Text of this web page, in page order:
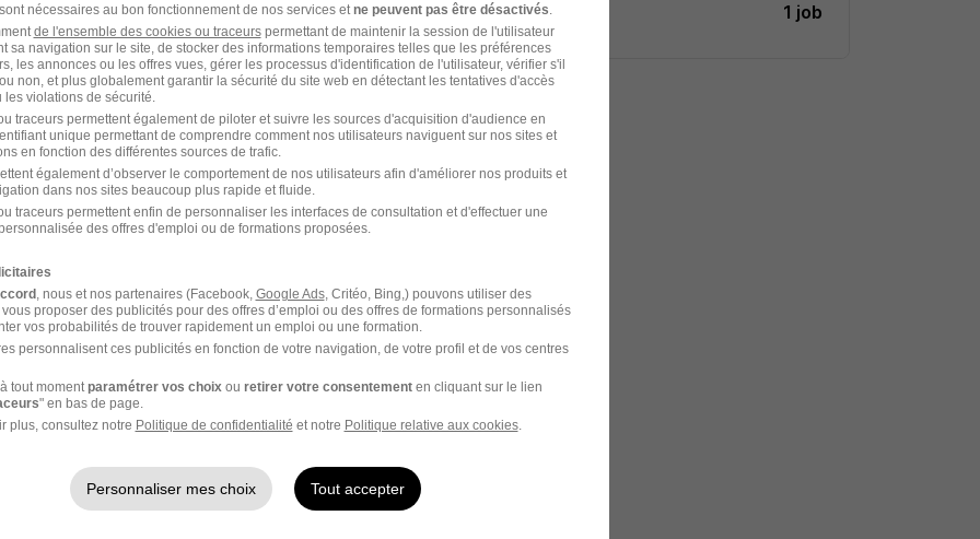
Découvrir 1 job Découvrir 1 job
Slash Intérim recrutement
Recrutement - Placement - Conseils RH
Découvrir 1 job
nécessaires au bon fonctionnement de nos services etne peuvent pas être désactivés.
de l'ensemble des cookies ou traceurspermettant de maintenir la session de l'utilisateur
sa navigation sur le site, de stocker des informations temporaires telles que les préférences
les annonces ou les offres vues, gérer les processus d'identification de l'utilisateur, vérifier s'il
non, et plus globalement garantir la sécurité du site web en détectant les tentatives d'accès
les violations de sécurité.
traceurs permettent également de piloter et suivre les sources d'acquisition d'audience en
unique permettant de comprendre comment nos utilisateurs naviguent sur nos sites et
en fonction des différentes sources de trafic.
également d’observer le comportement de nos utilisateurs afin d'améliorer nos produits et
dans nos sites beaucoup plus rapide et fluide.
traceurs permettent enfin de personnaliser les interfaces de consultation et d'effectuer une
des offres d'emploi ou de formations proposées.
, nous et nos partenaires (Facebook, Google Ads, Critéo, Bing,) pouvons utiliser des
proposer des publicités pour des offres d’emploi ou des offres de formations personnalisés
vos probabilités de trouver rapidement un emploi ou une formation.
personnalisent ces publicités en fonction de votre navigation, de votre profil et de vos centres
tout momentparamétrer vos choixou retirer votre consentementen cliquant sur le lien
" en bas de page.
plus, consultez notre Politique de confidentialité et notre Politique relative aux cookies.
Personnaliser mes choix Tout accepter